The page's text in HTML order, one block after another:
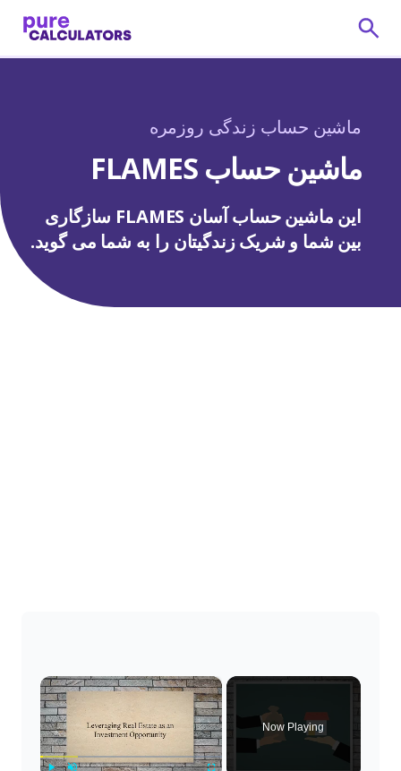
ماشین حساب زندگی روزمره
ماشین حساب FLAMES
این ماشین حساب آسان FLAMES سازگاری
بین شما و شریک زندگیتان را به شما می گوید.
×
Now Playing